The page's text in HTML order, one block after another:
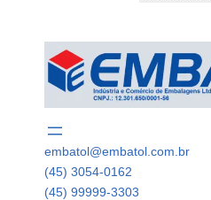
embatol@embatol.com.br
(45) 3054-0162
(45) 99999-3303